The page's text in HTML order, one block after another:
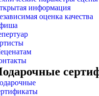
информация
оценка качества